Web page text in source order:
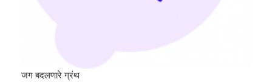
जग बदलणारे ग्रंथ